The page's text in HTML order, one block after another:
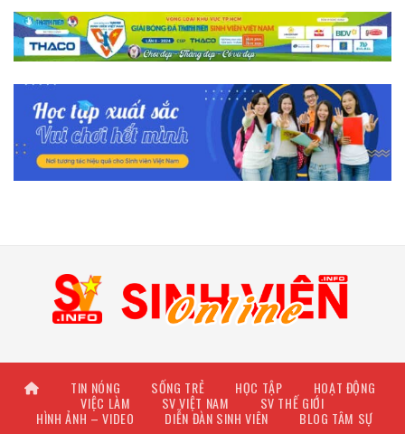
TIN NÓNG SỐNG TRẺ HỌC TẬP
HOẠT ĐỘNG
VIỆC LÀM
SV VIỆT NAM
SV THẾ GIỚI
HÌNH ẢNH – VIDEO
DIỄN ĐÀN SINH VIÊN BLOG TÂM SỰ